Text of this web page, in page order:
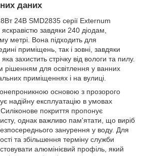
даних
24В SMD2835 серії Externum
яскравістю завдяки 240 діодам,
метрі. Вона підходить для
приміщень, так і зовні, завдяки
захистить стрічку від вологи та пилу.
рішенням для освітлення у ванних
приміщеннях і на вулиці.
основою з прозорого
надійну експлуатацію в умовах
покриття пропонує
однак важливо пам'ятати, що виріб
занурення у воду. Для
та збільшення терміну служби
алюмінієвий профіль, який